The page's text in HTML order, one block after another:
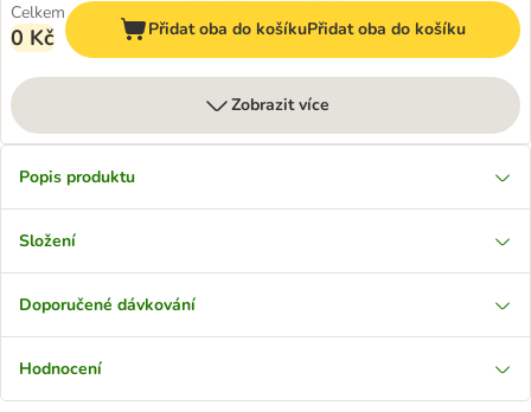
Celkem
0 Kč Přidat oba do košíkuPřidat oba do košíku
Zobrazit více
Popis produktu
Složení
Doporučené dávkování
Hodnocení